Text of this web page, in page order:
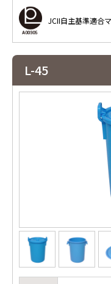
JCII自主基準適合
L-45